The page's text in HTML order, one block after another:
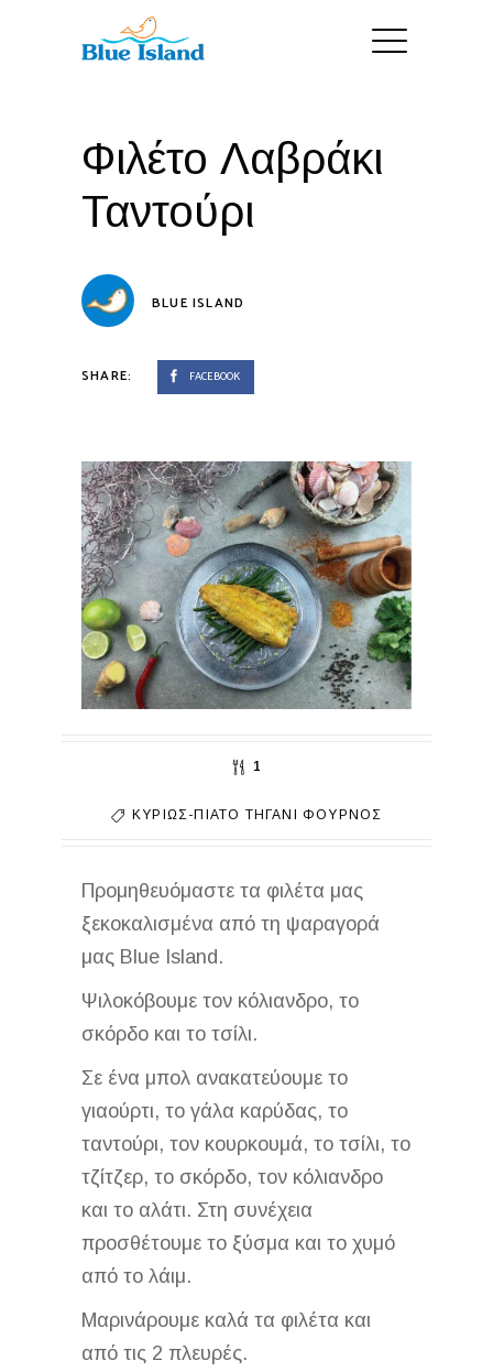
Φιλέτο Λαβράκι
Ταντούρι
BLUE ISLAND
SHARE: FACEBOOK
1
ΚΥΡΊΩΣ-ΠΙΆΤΟ ΤΗΓΆΝΙ ΦΟΎΡΝΟΣ
Προμηθευόμαστε τα φιλέτα μας
ξεκοκαλισμένα από τη ψαραγορά
μας Blue Island.
Ψιλοκόβουμε τον κόλιανδρο, το
σκόρδο και το τσίλι.
Σε ένα μπολ ανακατεύουμε το
γιαούρτι, το γάλα καρύδας, το
ταντούρι, τον κουρκουμά, το τσίλι, το
τζίτζερ, το σκόρδο, τον κόλιανδρο
και το αλάτι. Στη συνέχεια
προσθέτουμε το ξύσμα και το χυμό
από το λάιμ.
Μαρινάρουμε καλά τα φιλέτα και
από τις 2 πλευρές.